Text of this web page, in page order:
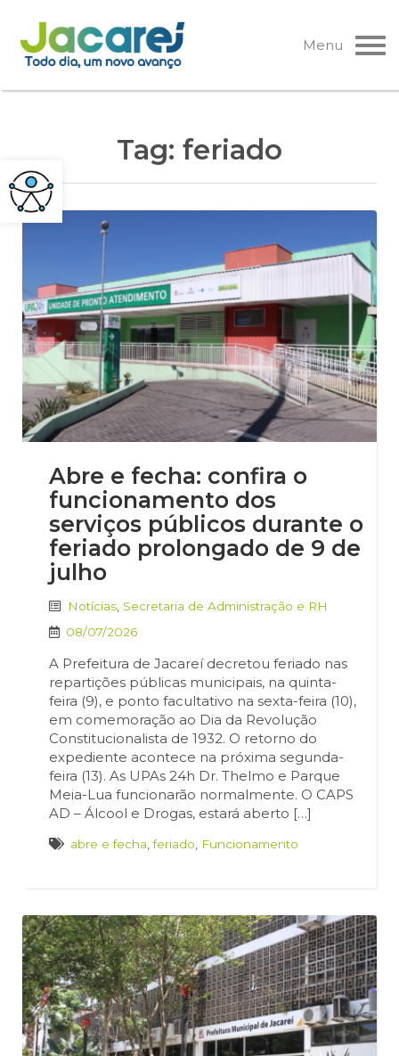
Pular
para
o
Menu
Tag: feriado
Abre e fecha: confira o
funcionamento dos
serviços públicos durante o
feriado prolongado de 9 de
julho
Notícias Secretaria de Administração e RH
08/07/2026
A Prefeitura de Jacareí decretou feriado nas
repartições públicas municipais, na quinta-
feira (9), e ponto facultativo na sexta-feira (10),
em comemoração ao Dia da Revolução
Constitucionalista de 1932. O retorno do
expediente acontece na próxima segunda-
feira (13). As UPAs 24h Dr. Thelmo e Parque
Meia-Lua funcionarão normalmente. O CAPS
AD – Álcool e Drogas, estará aberto […]
abre e fecha ,feriado Funcionamento